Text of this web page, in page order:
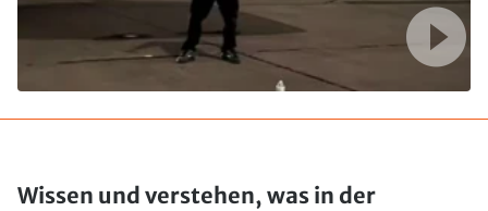
Wissen und verstehen, was in der